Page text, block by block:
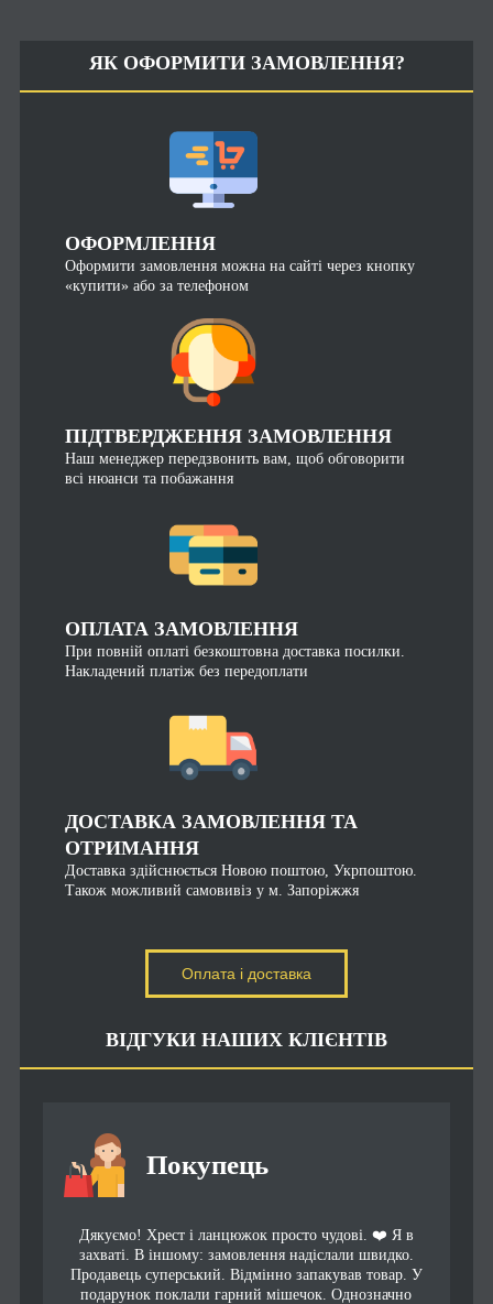
ЯК ОФОРМИТИ ЗАМОВЛЕННЯ?
ОФОРМЛЕННЯ
Оформити замовлення можна на сайті через кнопку
«купити» або за телефоном
ПІДТВЕРДЖЕННЯ ЗАМОВЛЕННЯ
Наш менеджер передзвонить вам, щоб обговорити
всі нюанси та побажання
ОПЛАТА ЗАМОВЛЕННЯ
При повній оплаті безкоштовна доставка посилки.
Накладений платіж без передоплати
ДОСТАВКА ЗАМОВЛЕННЯ ТА
ОТРИМАННЯ
Доставка здійснюється Новою поштою, Укрпоштою.
Також можливий самовивіз у м. Запоріжжя
Оплата і доставка
ВІДГУКИ НАШИХ КЛІЄНТІВ
Покупець
Дякуємо! Хрест і ланцюжок просто чудові. ❤️ Я в
захваті. В іншому: замовлення надіслали швидко.
Продавець суперський. Відмінно запакував товар. У
подарунок поклали гарний мішечок. Однозначно